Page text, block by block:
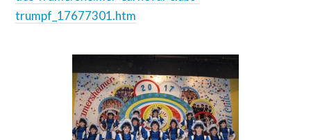
trumpf_17677301.htm